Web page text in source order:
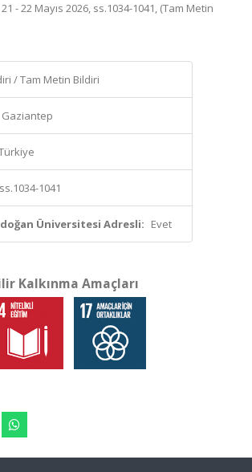
- 22 Mayıs 2026, ss.1034-1041, (Tam Metin
/ Tam Metin Bildiri
Gaziantep
ss.1034-1041
Üniversitesi Adresli: Evet
Kalkınma Amaçları